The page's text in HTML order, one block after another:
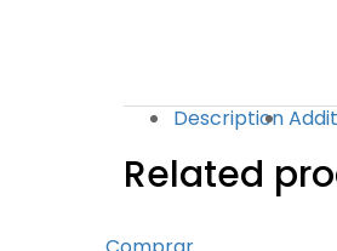
Description
Related